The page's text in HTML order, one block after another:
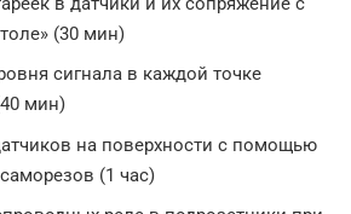
(30 мин)
сигнала в каждой точке
мин)
на поверхности с помощью
(1 час)